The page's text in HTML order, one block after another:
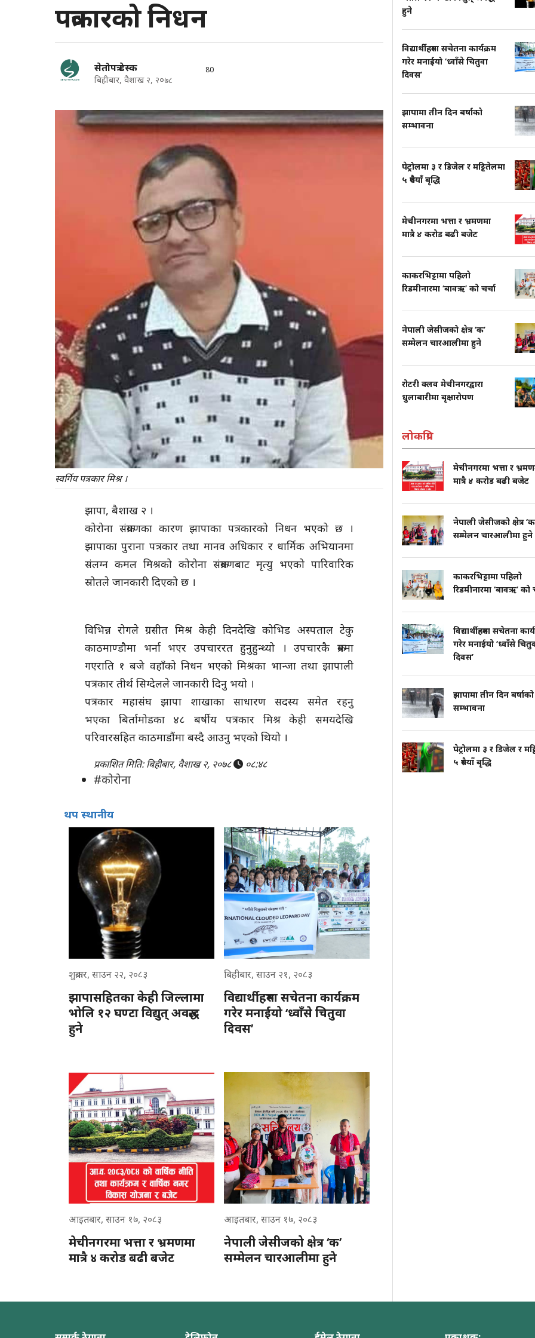
पत्रकारको निधन
सेतोपत्र डेस्क
बिहीबार, वैशाख २, २०७८
80
स्वर्गिय पत्रकार मिश्र ।
झापा, बैशाख २ ।
कोरोना संक्रमणका कारण झापाका पत्रकारको निधन भएको छ ।
झापाका पुराना पत्रकार तथा मानव अधिकार र धार्मिक अभियानमा
संलग्न कमल मिश्रको कोरोना संक्रमणबाट मृत्यु भएको पारिवारिक
स्रोतले जानकारी दिएको छ ।
विभिन्न रोगले ग्रसीत मिश्र केही दिनदेखि कोभिड अस्पताल टेकु
काठमाण्डौमा भर्ना भएर उपचाररत हुनुहुन्थ्यो । उपचारकै क्रममा
गएराति १ बजे वहाँको निधन भएको मिश्रका भान्जा तथा झापाली
पत्रकार तीर्थ सिग्देलले जानकारी दिनु भयो ।
पत्रकार महासंघ झापा शाखाका साधारण सदस्य समेत रहनु
भएका बिर्तामोडका ४८ बर्षीय पत्रकार मिश्र केही समयदेखि
परिवारसहित काठमाडौंमा बस्दै आउनु भएको थियो ।
प्रकाशित मिति: बिहीबार, वैशाख २, २०७८ ०८:४८
#कोरोना
थप स्थानीय
शुक्रबार, साउन २२, २०८३
झापासहितका केही जिल्लामा
भोलि १२ घण्टा विद्युत् अवरुद्ध
हुने
बिहीबार, साउन २१, २०८३
विद्यार्थीहरुमा सचेतना कार्यक्रम
गरेर मनाईयो ‘ध्वाँसे चितुवा
दिवस’
आइतबार, साउन १७, २०८३
मेचीनगरमा भत्ता र भ्रमणमा
मात्रै ४ करोड बढी बजेट
आइतबार, साउन १७, २०८३
नेपाली जेसीजको क्षेत्र ‘क’
सम्मेलन चारआलीमा हुने
हुने
विद्यार्थीहरुमा सचेतना कार्यक्रम
गरेर मनाईयो ‘ध्वाँसे चितुवा
दिवस’
झापामा तीन दिन बर्षाको
सम्भावना
पेट्रोलमा ३ र डिजेल र मट्टितेलमा
५ रुपैयाँ बृद्धि
मेचीनगरमा भत्ता र भ्रमणमा
मात्रै ४ करोड बढी बजेट
काकरभिट्टामा पहिलो
रिडमीनारमा ‘बावऋ’ को चर्चा
नेपाली जेसीजको क्षेत्र ‘क’
सम्मेलन चारआलीमा हुने
रोटरी क्लव मेचीनगरद्वारा
धुलाबारीमा बृक्षारोपण
लोकप्रिय
मेचीनगरमा भत्ता र
मात्रै ४ करोड बढी बजेट
नेपाली जेसीजको क्षेत्र
सम्मेलन चारआलीमा हुने
काकरभिट्टामा पहिलो
रिडमीनारमा ‘बावऋ’ को
विद्यार्थीहरुमा सचेतना
गरेर मनाईयो ‘ध्वाँसे
दिवस’
झापामा तीन दिन बर्षाको
सम्भावना
पेट्रोलमा ३ र डिजेल र
५ रुपैयाँ बृद्धि